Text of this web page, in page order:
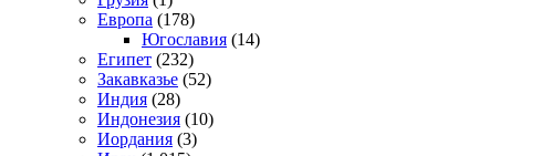
Европа (178)
Югославия (14)
Египет (232)
Закавказье (52)
Индия (28)
Индонезия (10)
Иордания (3)